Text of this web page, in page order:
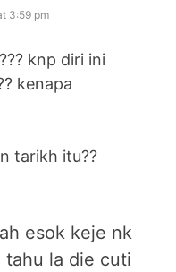
3:59 pm
knp diri ini
kenapa
tarikh itu??
esok keje nk
la die cuti